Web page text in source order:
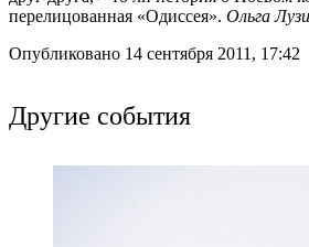
перелицованная «Одиссея». Ольга
Опубликовано 14 сентября 2011, 17:42
Другие события